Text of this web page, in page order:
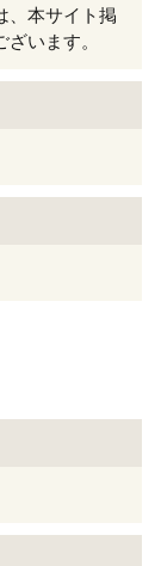
、本サイト掲
います。